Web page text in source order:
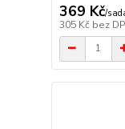
369 Kč/
305 Kč bez